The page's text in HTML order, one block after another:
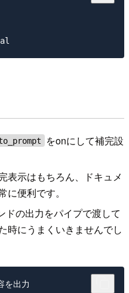
をonにして補完設
表示はもちろん、ドキュメ
に便利です。
ドの出力をパイプで渡して
時にうまくいきませんでし
を出力